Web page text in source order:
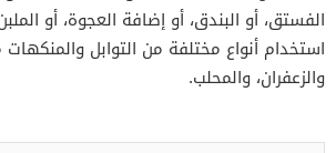
الفستق، أو البندق، أو إضافة العجوة، أو
استخدام أنواع مختلفة من التوابل والمنكهات
والزعفران، والمحلب.